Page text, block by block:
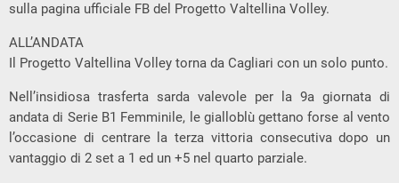
sulla pagina ufficiale FB del Progetto Valtellina Volley.
ALL’ANDATA
Il Progetto Valtellina Volley torna da Cagliari con un solo punto.
Nell’insidiosa trasferta sarda valevole per la 9a giornata di
andata di Serie B1 Femminile, le gialloblù gettano forse al vento
l’occasione di centrare la terza vittoria consecutiva dopo un
vantaggio di 2 set a 1 ed un +5 nel quarto parziale.